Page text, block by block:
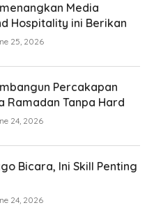
Media
Hospitality ini Berikan
25, 2026
Percakapan
Ramadan Tanpa Hard
24, 2026
Bicara, Ini Skill Penting
24, 2026